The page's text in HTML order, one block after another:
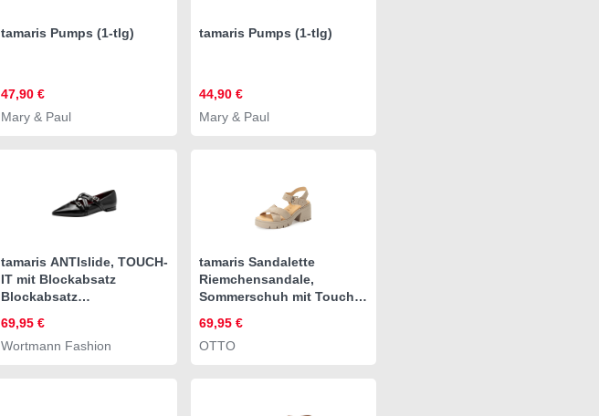
tamaris Pumps (1-tlg)
47,90 €
Mary & Paul
tamaris Pumps (1-tlg)
44,90 €
Mary & Paul
tamaris ANTIslide, TOUCH-
IT mit Blockabsatz
Blockabsatz
ANTIslide
69,95 €
Wortmann Fashion
tamaris Sandalette
Riemchensandale,
Sommerschuh mit Touch
69,95 €
OTTO